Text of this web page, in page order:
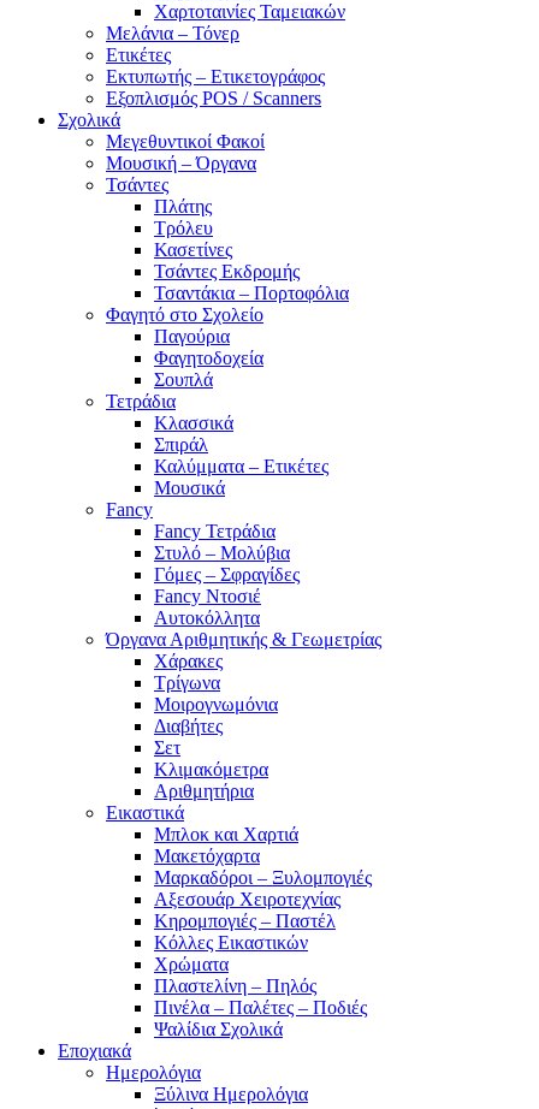
Χαρτοταινίες Ταμειακών
Μελάνια – Τόνερ
Ετικέτες
Εκτυπωτής – Ετικετογράφος
Εξοπλισμός POS / Scanners
Σχολικά
Μεγεθυντικοί Φακοί
Μουσική – Όργανα
Τσάντες
Πλάτης
Τρόλευ
Κασετίνες
Τσάντες Εκδρομής
Τσαντάκια – Πορτοφόλια
Φαγητό στο Σχολείο
Παγούρια
Φαγητοδοχεία
Σουπλά
Τετράδια
Κλασσικά
Σπιράλ
Καλύμματα – Ετικέτες
Μουσικά
Fancy
Fancy Τετράδια
Στυλό – Μολύβια
Γόμες – Σφραγίδες
Fancy Ντοσιέ
Αυτοκόλλητα
Όργανα Αριθμητικής & Γεωμετρίας
Χάρακες
Τρίγωνα
Mοιρογνωμόνια
Διαβήτες
Σετ
Κλιμακόμετρα
Αριθμητήρια
Εικαστικά
Μπλοκ και Χαρτιά
Μακετόχαρτα
Μαρκαδόροι – Ξυλομπογιές
Αξεσουάρ Χειροτεχνίας
Κηρομπογιές – Παστέλ
Κόλλες Εικαστικών
Χρώματα
Πλαστελίνη – Πηλός
Πινέλα – Παλέτες – Ποδιές
Ψαλίδια Σχολικά
Εποχιακά
Ημερολόγια
Ξύλινα Ημερολόγια